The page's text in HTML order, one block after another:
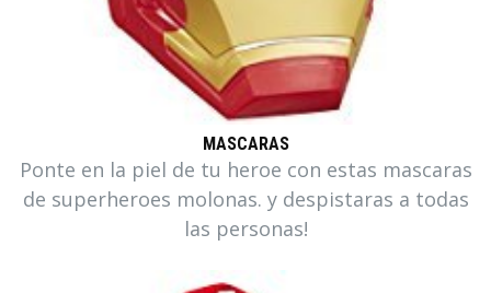
MASCARAS
Ponte en la piel de tu heroe con estas mascaras
de superheroes molonas. y despistaras a todas
las personas!